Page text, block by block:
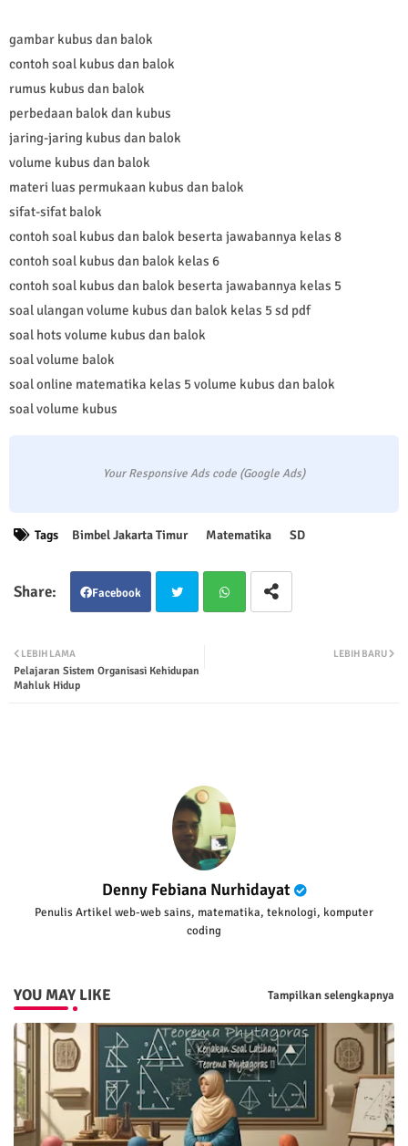
gambar kubus dan balok
contoh soal kubus dan balok
rumus kubus dan balok
perbedaan balok dan kubus
jaring-jaring kubus dan balok
volume kubus dan balok
materi luas permukaan kubus dan balok
sifat-sifat balok
contoh soal kubus dan balok beserta jawabannya kelas 8
contoh soal kubus dan balok kelas 6
contoh soal kubus dan balok beserta jawabannya kelas 5
soal ulangan volume kubus dan balok kelas 5 sd pdf
soal hots volume kubus dan balok
soal volume balok
soal online matematika kelas 5 volume kubus dan balok
soal volume kubus
Your Responsive Ads code (Google Ads)
Tags Bimbel Jakarta Timur Matematika SD
Facebook
ter
LEBIH BARU
LEBIH LAMA
Pelajaran Sistem Organisasi Kehidupan
Mahluk Hidup
Denny Febiana Nurhidayat
Penulis Artikel web-web sains, matematika, teknologi, komputer
coding
YOU MAY LIKE Tampilkan selengkapnya